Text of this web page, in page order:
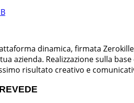
dinamica, firmata
azienda. Realizzazione sulla
risultato creativo e